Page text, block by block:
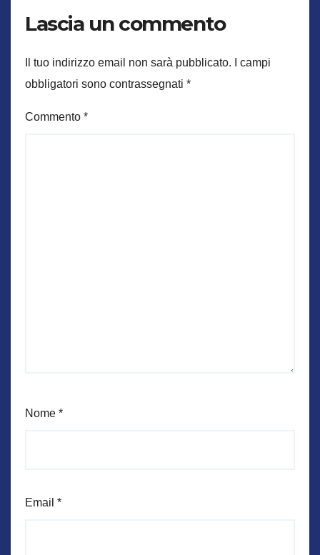
Lascia un commento
Il tuo indirizzo email non sarà pubblicato.
I campi
obbligatori sono contrassegnati *
Commento *
Nome *
Email *